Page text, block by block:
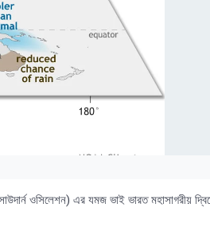
ওসিলেশন) এর যমজ ভাই ভারত